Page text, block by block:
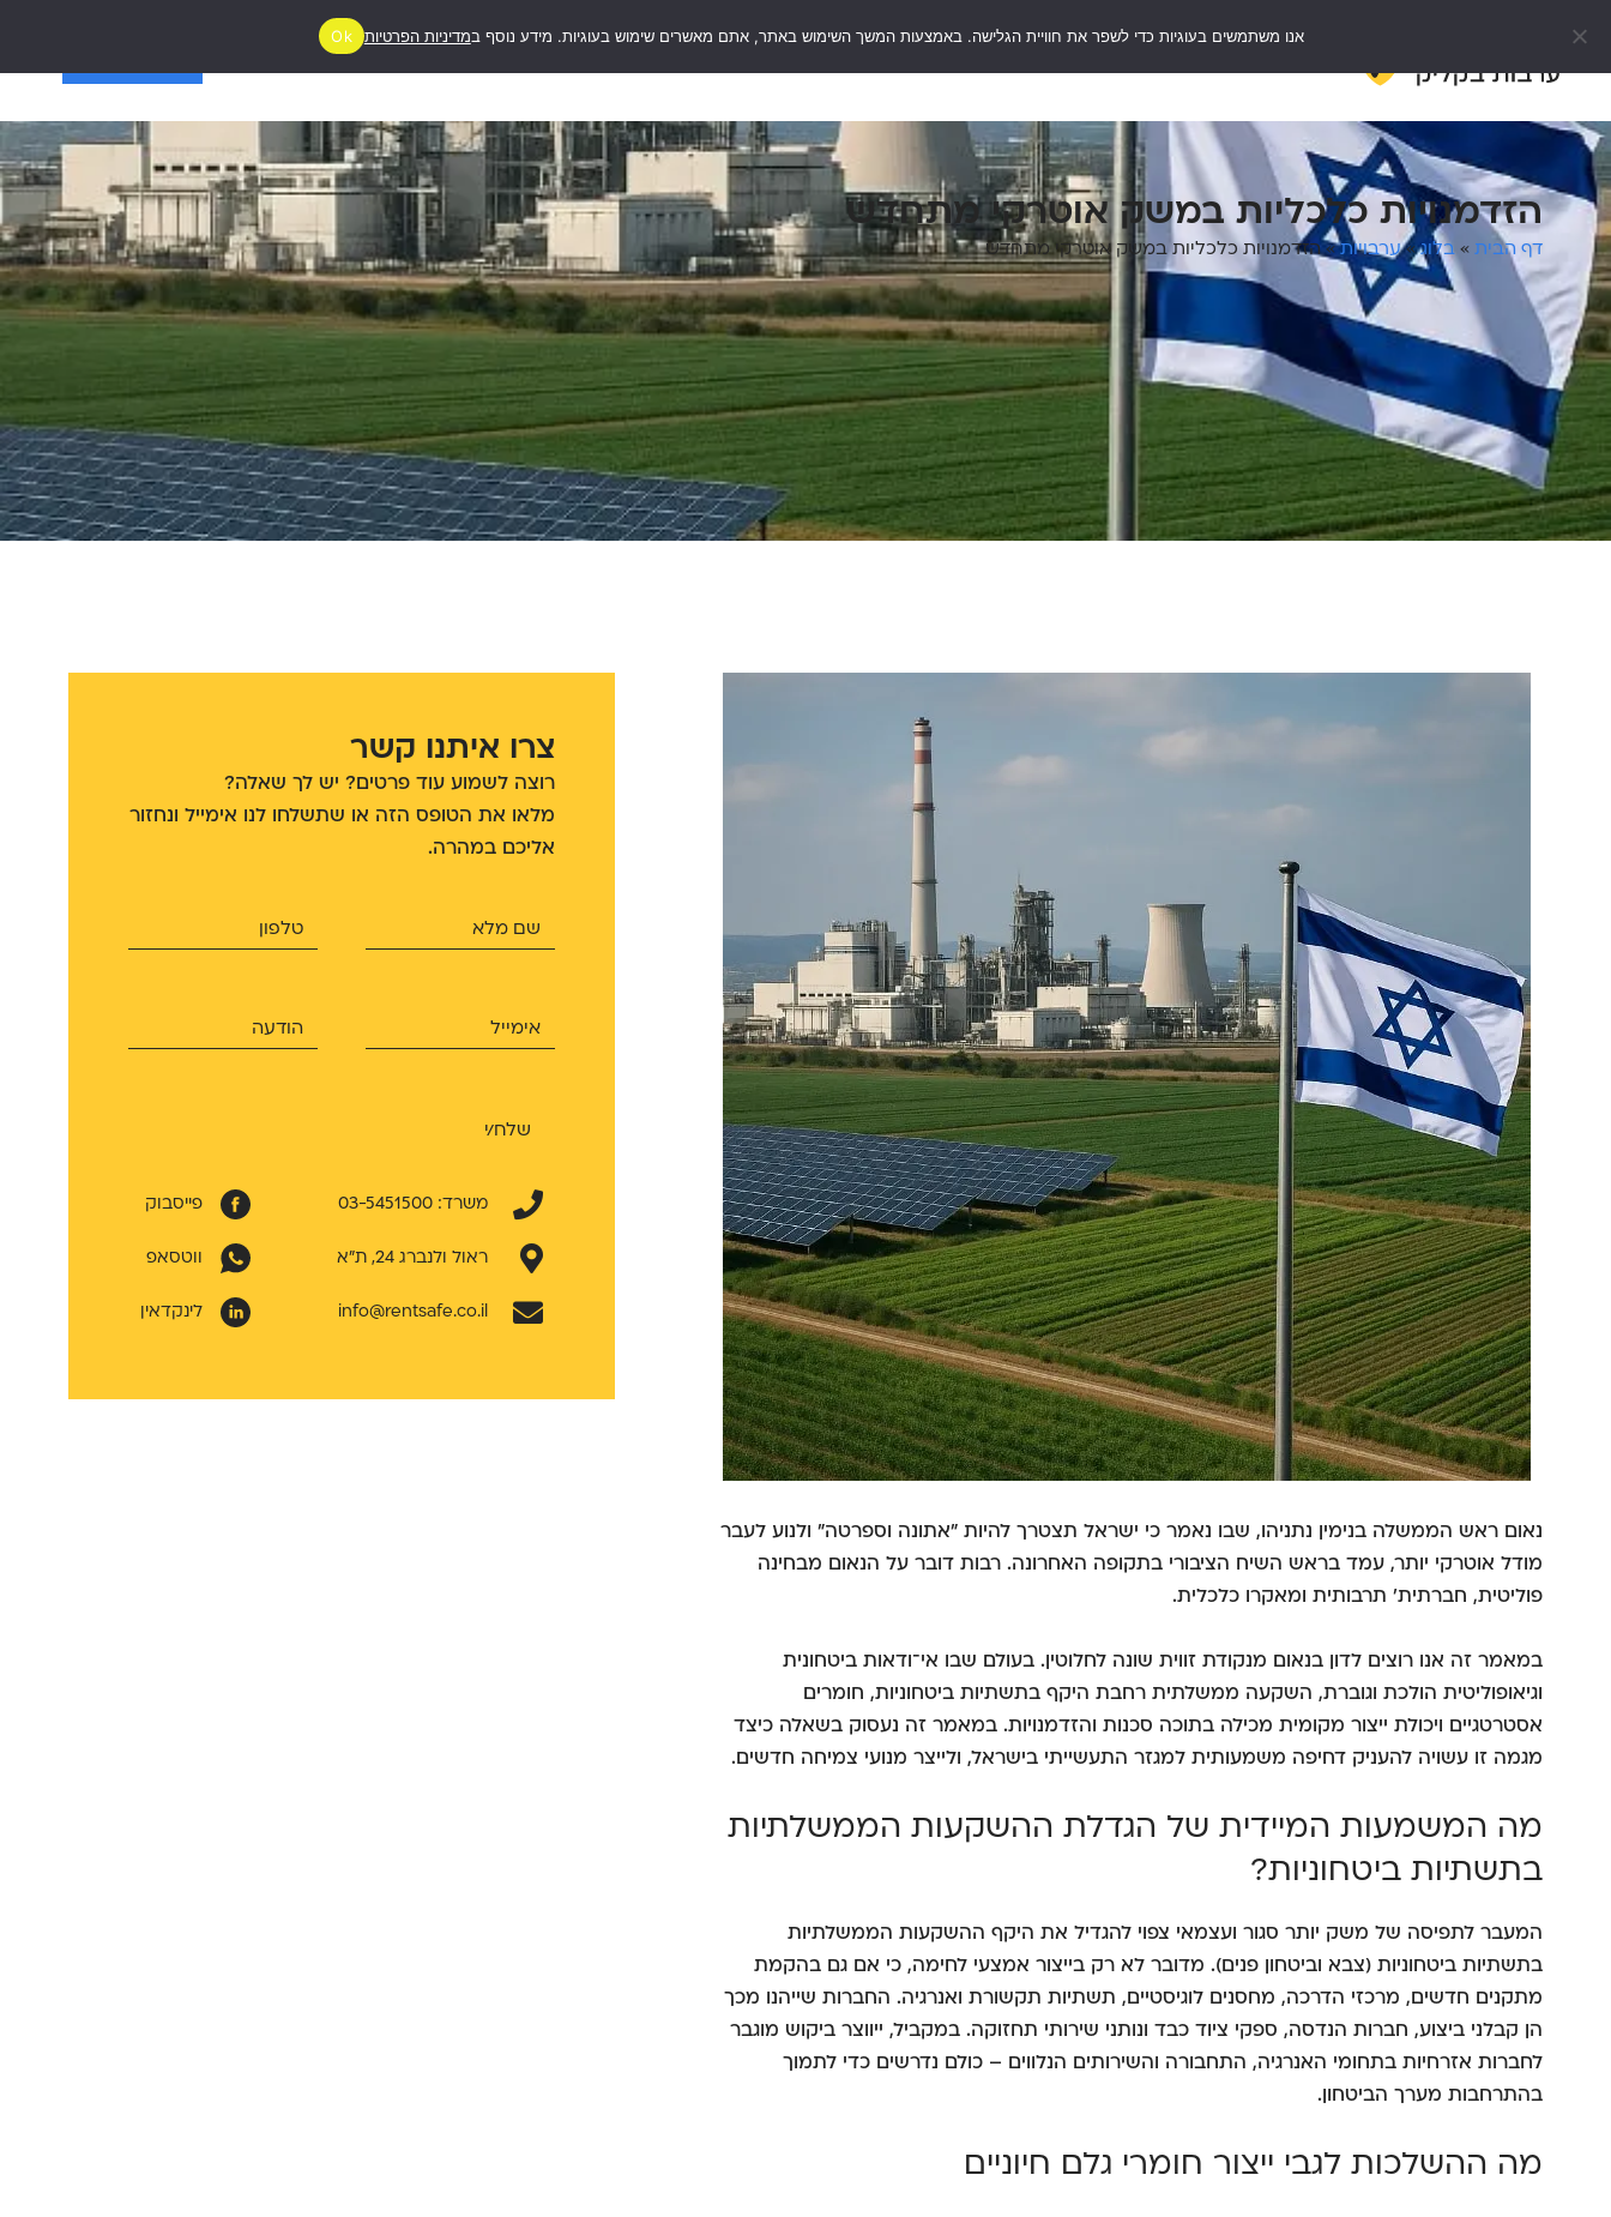
הזדמנויות כלכליות במשק אוטרקי מתחדש
דף הבית » בלוג»ערבויות»הזדמנויות כלכליות במשק אוטרקי מתחדש
נאום ראש הממשלה בנימין נתניהו, שבו נאמר כי ישראל תצטרך להיות "אתונה וספרטה" ולנוע לעבר
מודל אוטרקי יותר, עמד בראש השיח הציבורי בתקופה האחרונה. רבות דובר על הנאום מבחינה
פוליטית, חברתית' תרבותית ומאקרו כלכלית.
במאמר זה אנו רוצים לדון בנאום מנקודת זווית שונה לחלוטין. בעולם שבו אי־ודאות ביטחונית
וגיאופוליטית הולכת וגוברת, השקעה ממשלתית רחבת היקף בתשתיות ביטחוניות, חומרים
אסטרטגיים ויכולת ייצור מקומית מכילה בתוכה סכנות והזדמנויות. במאמר זה נעסוק בשאלה כיצד
מגמה זו עשויה להעניק דחיפה משמעותית למגזר התעשייתי בישראל, ולייצר מנועי צמיחה חדשים.
מה המשמעות המיידית של הגדלת ההשקעות הממשלתיות
בתשתיות ביטחוניות?
המעבר לתפיסה של משק יותר סגור ועצמאי צפוי להגדיל את היקף ההשקעות הממשלתיות
בתשתיות ביטחוניות (צבא וביטחון פנים). מדובר לא רק בייצור אמצעי לחימה, כי אם גם בהקמת
מתקנים חדשים, מרכזי הדרכה, מחסנים לוגיסטיים, תשתיות תקשורת ואנרגיה. החברות שייהנו מכך
הן קבלני ביצוע, חברות הנדסה, ספקי ציוד כבד ונותני שירותי תחזוקה. במקביל, ייווצר ביקוש מוגבר
לחברות אזרחיות בתחומי האנרגיה, התחבורה והשירותים הנלווים – כולם נדרשים כדי לתמוך
בהתרחבות מערך הביטחון.
מה ההשלכות לגבי ייצור חומרי גלם חיוניים
צרו איתנו קשר
רוצה לשמוע עוד פרטים? יש לך שאלה?
מלאו את הטופס הזה או שתשלחו לנו אימייל ונחזור
אליכם במהרה.
שלח/י
משרד: 03-5451500
ראול ולנברג 24, ת״א
info@rentsafe.co.il
פייסבוק
ווטסאפ
לינקדאין
אנו משתמשים בעוגיות כדי לשפר את חוויית הגלישה. באמצעות המשך השימוש באתר, אתם מאשרים שימוש בעוגיות. מידע נוסף במדיניות הפרטיות Ok